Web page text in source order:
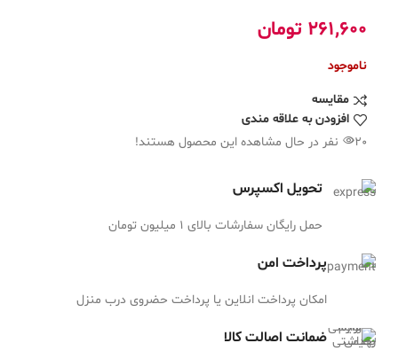
261,600 تومان
ناموجود
مقایسه
افزودن به علاقه مندی
20
نفر در حال مشاهده این محصول هستند!
تحویل اکسپرس
حمل رایگان سفارشات بالای 1 میلیون تومان
پرداخت امن
امکان پرداخت انلاین یا پرداخت حضروی درب منزل
ضمانت اصالت کالا